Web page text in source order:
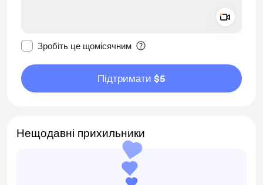
Зробіть це щомісячним
Підтримати $5
Нещодавні прихильники